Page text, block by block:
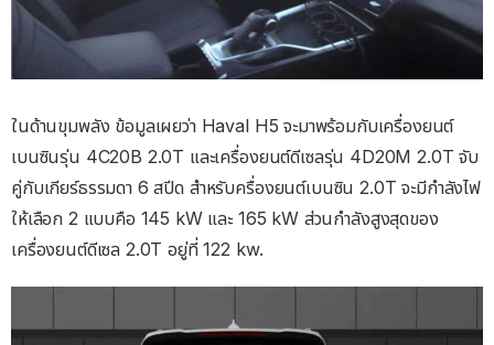
ในด้านขุมพลัง ข้อมูลเผยว่า Haval H5 จะมาพร้อมกับเครื่องยนต์
เบนซินรุ่น 4C20B 2.0T และเครื่องยนต์ดีเซลรุ่น 4D20M 2.0T จับ
คู่กับเกียร์ธรรมดา 6 สปีด สำหรับครื่องยนต์เบนซิน 2.0T จะมีกำลังไฟ
ให้เลือก 2 แบบคือ 145 kW และ 165 kW ส่วนกำลังสูงสุดของ
เครื่องยนต์ดีเซล 2.0T อยู่ที่ 122 kw.